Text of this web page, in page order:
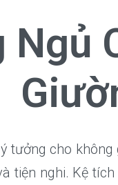
Ngủ
tưởng cho không
tiện nghi. Kệ